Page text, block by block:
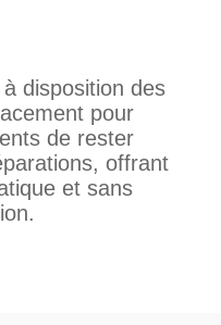
disposition des
pour
de rester
offrant
et sans